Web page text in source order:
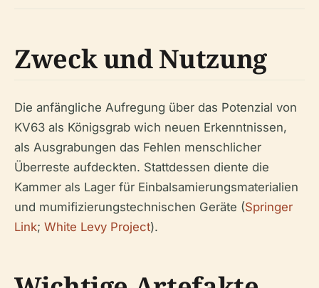
Zweck und Nutzung
Die anfängliche Aufregung über das Potenzial von
KV63 als Königsgrab wich neuen Erkenntnissen,
als Ausgrabungen das Fehlen menschlicher
Überreste aufdeckten. Stattdessen diente die
Kammer als Lager für Einbalsamierungsmaterialien
und mumifizierungstechnischen Geräte (Springer
Link; White Levy Project).